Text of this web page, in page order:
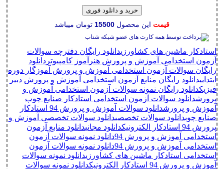
خرید و دانلود فوری
قیمت این محصول 15500 تومان میباشد
استادکار ماشین های کشاورزیدانلود رایگان دفترچه سوالات
آزمون استخدامی آموزش و پرورش هنرآموز کامپیوتر دانلود
رایگان سوالات آزمون استخدامی آموزش و پرورش آموزگار دوره
ابتداییدانلود رایگان منابع آزمون استخدامی آموزش و پرورش دبیر
فیزیکدانلود رایگان نمونه سوالات آزمون استخدامی آموزش و
پرورشدانلود سوالات آزمون استخدامی استادکار صنایع چوب
آموزش و پرورش
دانلود سوالات آموزش و پرورش 94 استادکار
صنایع چوبدانلود سوالات تخصصیدانلود سوالات تخصصی آموزش و
پرورش 94 استادکار الکترونیک
دانلود مجانیدانلود منابع آزمون
استخدامی آموزش و پرورش 94
دانلود نمونه سوالات آزمون
استخدامی آموزش و پرورش 94
دانلود نمونه سوالات آزمون
استخدامی استادکار ماشین های کشاورزیدانلود نمونه سوالات
آموزش و پرورش 94 استادکار الکترونیک
دانلود نمونه سوالات